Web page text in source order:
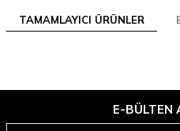
TAMAMLAYICI ÜRÜNLER
E-BÜLTEN